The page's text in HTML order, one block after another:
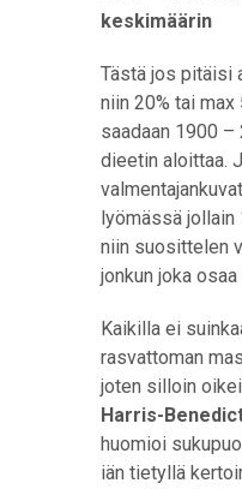
keskimäärin
Tästä jos pitäisi
niin 20% tai
saadaan 1900
dieetin aloittaa.
lyömässä
niin suosittelen
jonkun joka osaa
Kaikilla ei
rasvattoman
joten silloin
Harris-
huomioi
iän tietyllä